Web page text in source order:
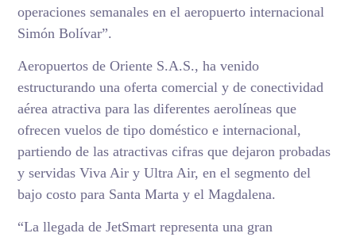
operaciones semanales en el aeropuerto internacional
Simón Bolívar”.
Aeropuertos de Oriente S.A.S., ha venido
estructurando una oferta comercial y de conectividad
aérea atractiva para las diferentes aerolíneas que
ofrecen vuelos de tipo doméstico e internacional,
partiendo de las atractivas cifras que dejaron probadas
y servidas Viva Air y Ultra Air, en el segmento del
bajo costo para Santa Marta y el Magdalena.
“La llegada de JetSmart representa una gran